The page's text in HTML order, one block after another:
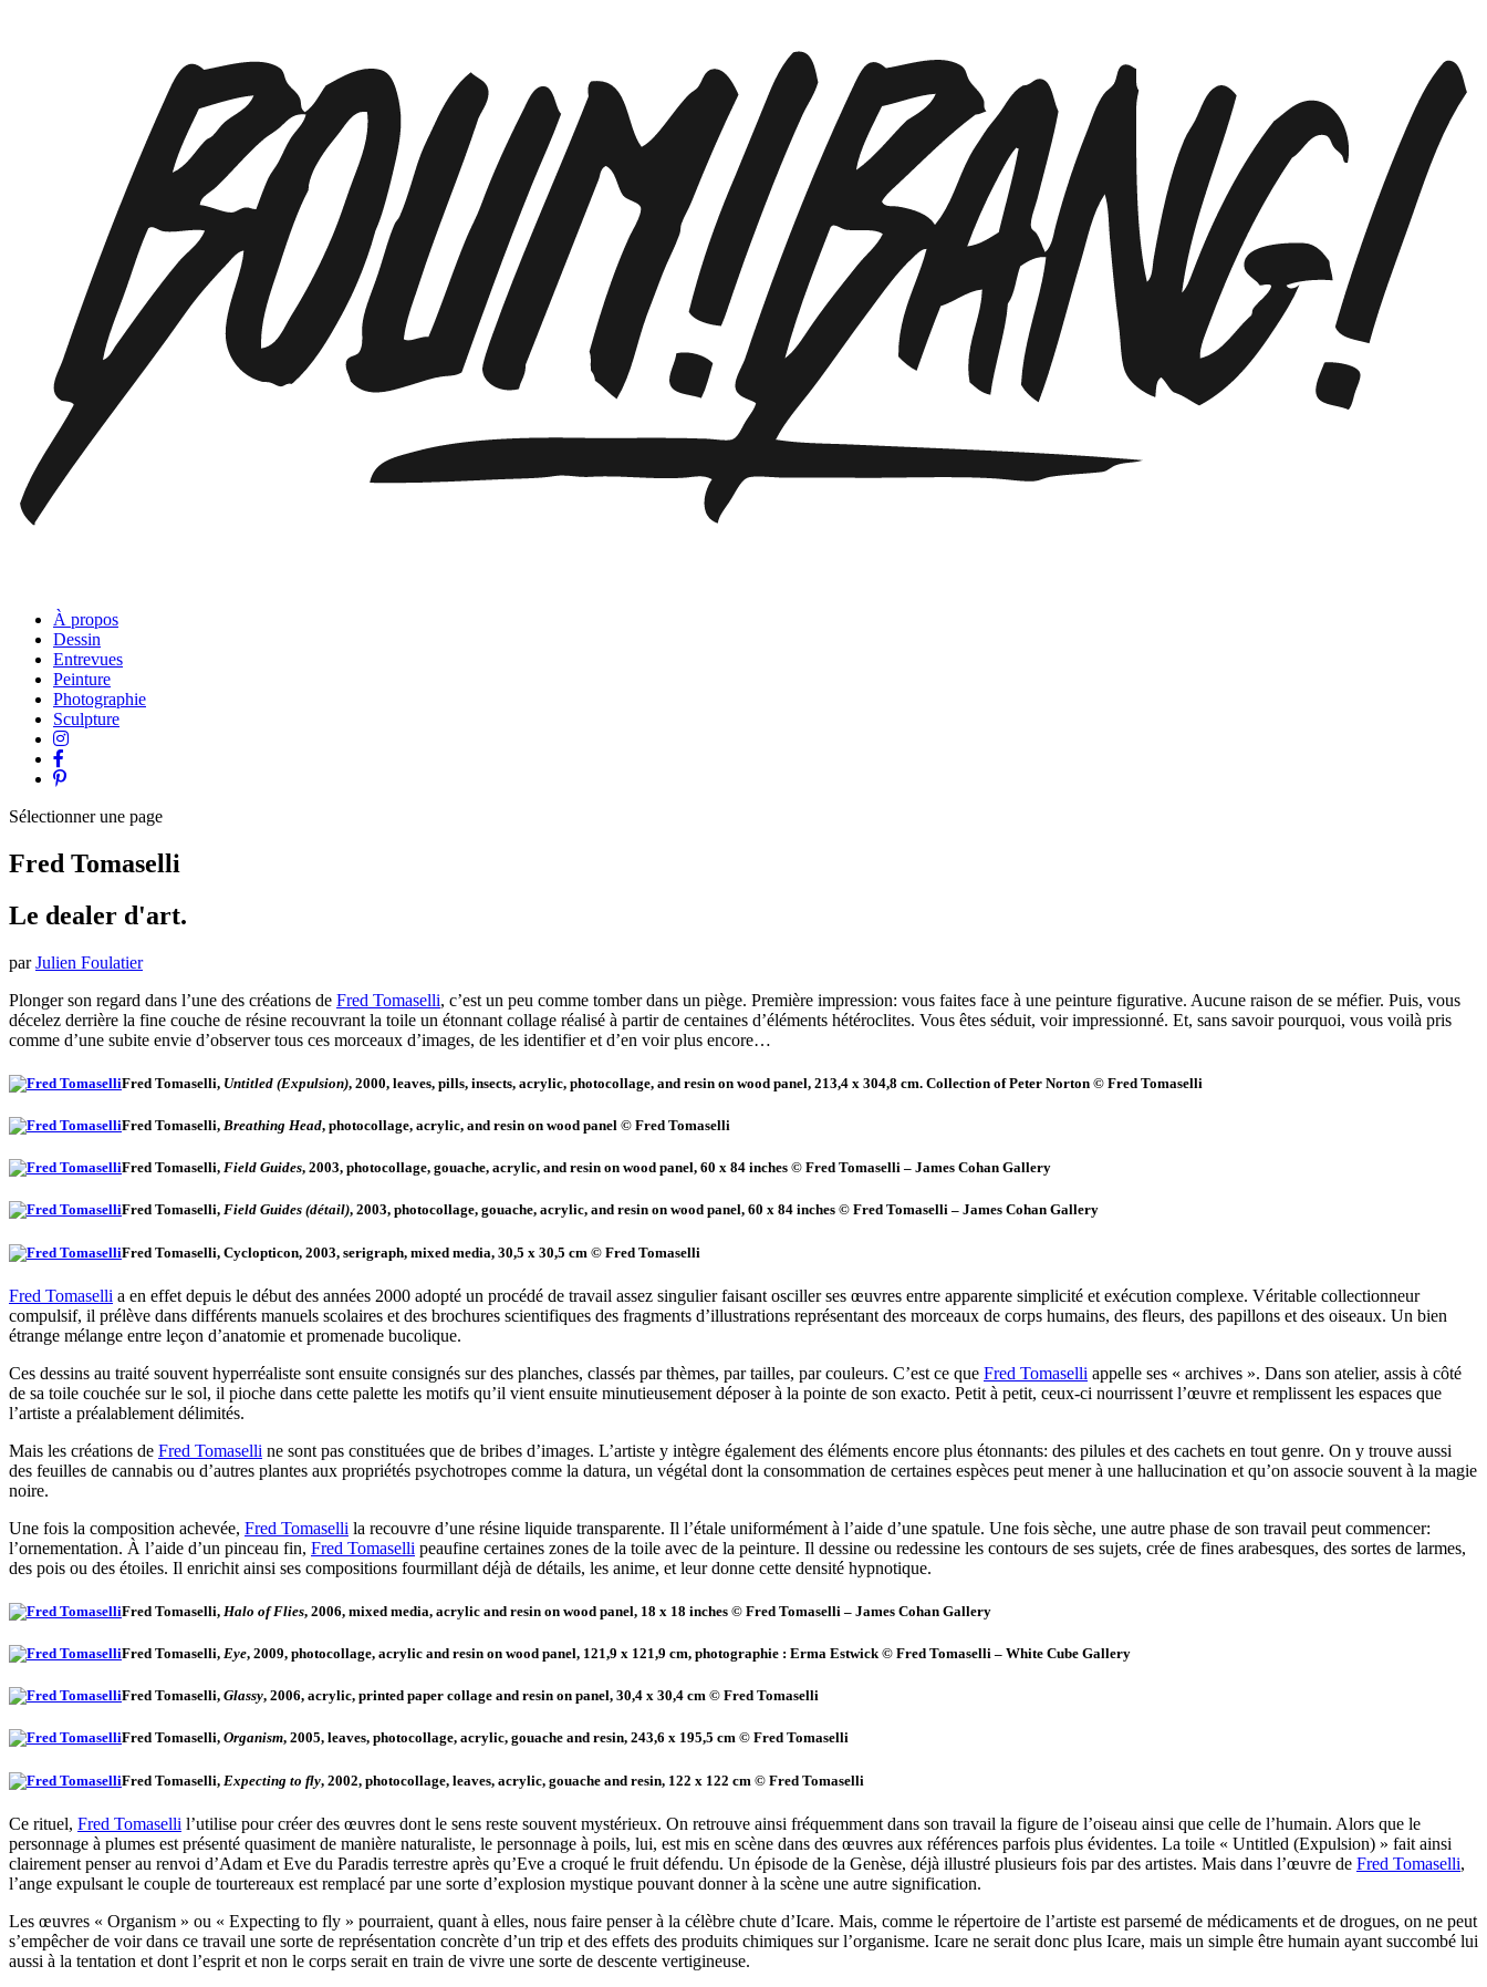
À propos
Dessin
Entrevues
Peinture
Photographie
Sculpture
Sélectionner une page
Fred Tomaselli
Le dealer d'art.
parJulien Foulatier
Plonger son regard dans l’une des créations de Fred Tomaselli, c’est un peu comme tomber dans un piège. Première impression: vous faites face à une peinture figurative. Aucune raison de se méfier. Puis, vous
décelez derrière la fine couche de résine recouvrant la toile un étonnant collage réalisé à partir de centaines d’éléments hétéroclites. Vous êtes séduit, voir impressionné. Et, sans savoir pourquoi, vous voilà pris
comme d’une subite envie d’observer tous ces morceaux d’images, de les identifier et d’en voir plus encore…
Fred Tomaselli, Untitled (Expulsion), 2000, leaves, pills, insects, acrylic, photocollage, and resin on wood panel, 213,4 x 304,8 cm. Collection of Peter Norton © Fred Tomaselli
Fred Tomaselli, Breathing Head, photocollage, acrylic, and resin on wood panel © Fred Tomaselli
Fred Tomaselli, Field Guides, 2003, photocollage, gouache, acrylic, and resin on wood panel, 60 x 84 inches © Fred Tomaselli – James Cohan Gallery
Fred Tomaselli, Field Guides (détail), 2003, photocollage, gouache, acrylic, and resin on wood panel, 60 x 84 inches © Fred Tomaselli – James Cohan Gallery
Fred Tomaselli, Cyclopticon, 2003, serigraph, mixed media, 30,5 x 30,5 cm © Fred Tomaselli
Fred Tomaselli a en effet depuis le début des années 2000 adopté un procédé de travail assez singulier faisant osciller ses œuvres entre apparente simplicité et exécution complexe. Véritable collectionneur
compulsif, il prélève dans différents manuels scolaires et des brochures scientifiques des fragments d’illustrations représentant des morceaux de corps humains, des fleurs, des papillons et des oiseaux. Un bien
étrange mélange entre leçon d’anatomie et promenade bucolique.
Ces dessins au traité souvent hyperréaliste sont ensuite consignés sur des planches, classés par thèmes, par tailles, par couleurs. C’est ce que Fred Tomaselli appelle ses « archives ». Dans son atelier, assis à côté
de sa toile couchée sur le sol, il pioche dans cette palette les motifs qu’il vient ensuite minutieusement déposer à la pointe de son exacto. Petit à petit, ceux-ci nourrissent l’œuvre et remplissent les espaces que
l’artiste a préalablement délimités.
Mais les créations de Fred Tomaselli ne sont pas constituées que de bribes d’images. L’artiste y intègre également des éléments encore plus étonnants: des pilules et des cachets en tout genre. On y trouve aussi
des feuilles de cannabis ou d’autres plantes aux propriétés psychotropes comme la datura, un végétal dont la consommation de certaines espèces peut mener à une hallucination et qu’on associe souvent à la magie
noire.
Une fois la composition achevée, Fred Tomaselli la recouvre d’une résine liquide transparente. Il l’étale uniformément à l’aide d’une spatule. Une fois sèche, une autre phase de son travail peut commencer:
l’ornementation. À l’aide d’un pinceau fin, Fred Tomaselli peaufine certaines zones de la toile avec de la peinture. Il dessine ou redessine les contours de ses sujets, crée de fines arabesques, des sortes de larmes,
des pois ou des étoiles. Il enrichit ainsi ses compositions fourmillant déjà de détails, les anime, et leur donne cette densité hypnotique.
Fred Tomaselli, Halo of Flies, 2006, mixed media, acrylic and resin on wood panel, 18 x 18 inches © Fred Tomaselli – James Cohan Gallery
Fred Tomaselli, Eye, 2009, photocollage, acrylic and resin on wood panel, 121,9 x 121,9 cm, photographie : Erma Estwick © Fred Tomaselli – White Cube Gallery
Fred Tomaselli, Glassy, 2006, acrylic, printed paper collage and resin on panel, 30,4 x 30,4 cm © Fred Tomaselli
Fred Tomaselli, Organism, 2005, leaves, photocollage, acrylic, gouache and resin, 243,6 x 195,5 cm © Fred Tomaselli
Fred Tomaselli, Expecting to fly, 2002, photocollage, leaves, acrylic, gouache and resin, 122 x 122 cm © Fred Tomaselli
Ce rituel, Fred Tomaselli l’utilise pour créer des œuvres dont le sens reste souvent mystérieux. On retrouve ainsi fréquemment dans son travail la figure de l’oiseau ainsi que celle de l’humain. Alors que le
personnage à plumes est présenté quasiment de manière naturaliste, le personnage à poils, lui, est mis en scène dans des œuvres aux références parfois plus évidentes. La toile « Untitled (Expulsion) » fait ainsi
clairement penser au renvoi d’Adam et Eve du Paradis terrestre après qu’Eve a croqué le fruit défendu. Un épisode de la Genèse, déjà illustré plusieurs fois par des artistes. Mais dans l’œuvre de Fred Tomaselli,
l’ange expulsant le couple de tourtereaux est remplacé par une sorte d’explosion mystique pouvant donner à la scène une autre signification.
Les œuvres « Organism » ou « Expecting to fly » pourraient, quant à elles, nous faire penser à la célèbre chute d’Icare. Mais, comme le répertoire de l’artiste est parsemé de médicaments et de drogues, on ne peut
s’empêcher de voir dans ce travail une sorte de représentation concrète d’un trip et des effets des produits chimiques sur l’organisme. Icare ne serait donc plus Icare, mais un simple être humain ayant succombé lui
aussi à la tentation et dont l’esprit et non le corps serait en train de vivre une sorte de descente vertigineuse.